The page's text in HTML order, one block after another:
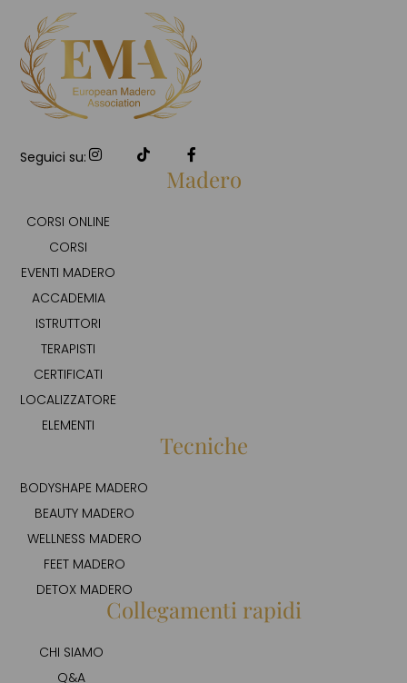
Seguici su:
Madero
CORSI ONLINE
CORSI
EVENTI MADERO
ACCADEMIA
ISTRUTTORI
TERAPISTI
CERTIFICATI
LOCALIZZATORE
ELEMENTI
Tecniche
BODYSHAPE MADERO
BEAUTY MADERO
WELLNESS MADERO
FEET MADERO
DETOX MADERO
Collegamenti rapidi
CHI SIAMO
Q&A